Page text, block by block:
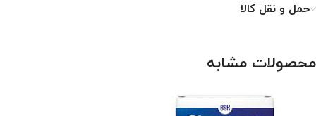
حمل و نقل کالا
محصولات مشابه